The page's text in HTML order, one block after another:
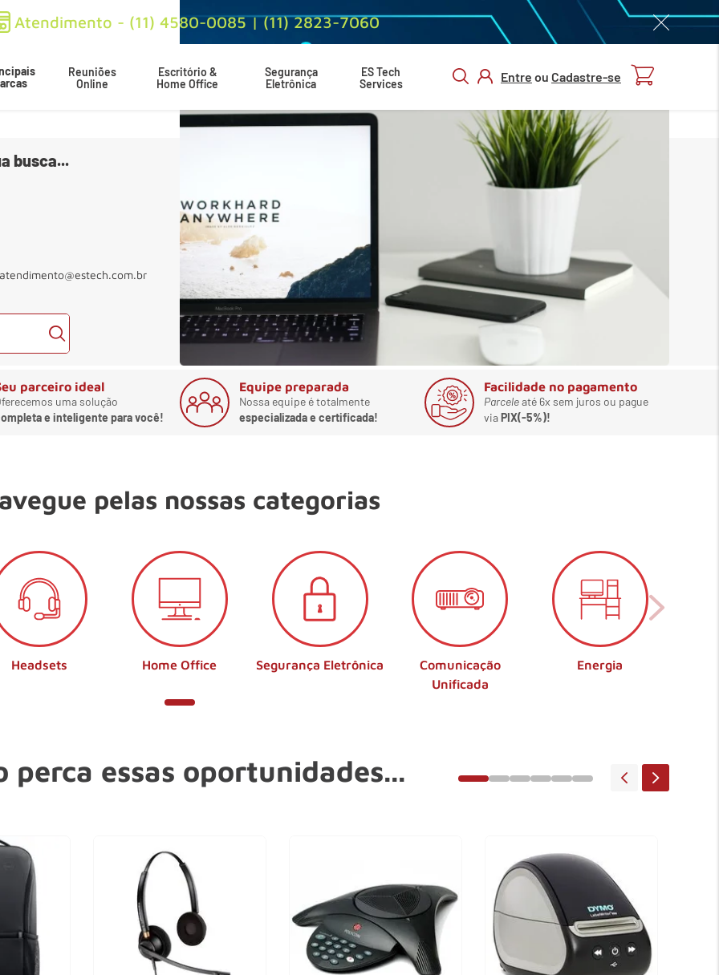
Atendimento - (11) 4580-0085 | (11) 2823-7060
Reuniões
Online
Escritório &
Home Office
Segurança
Eletrônica
ES Tech
Services
Entre ou Cadastre-se
CADASTRAR
busca...
atendimento@estech.com.br
parceiro ideal
uma solução
e inteligente para você!
Equipe preparada
Nossa equipe é totalmente
especializada e certificada!
Facilidade no pagamento
Parceleaté 6x sem juros ou pague
viaPIX(-5%)!
pelas nossas categorias
Headsets Home Office Segurança Eletrônica
Comunicação
Unificada
Energia
perca essas oportunidades...